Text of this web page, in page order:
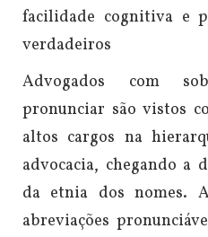
facilidade cognitiva e
verdadeiros
Advogados com
pronunciar são vistos
altos cargos na
advocacia, chegando a
da etnia dos nomes.
abreviações